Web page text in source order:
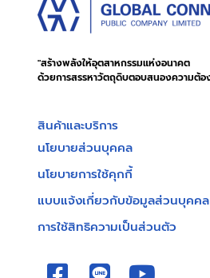
"สร้างพลังให้อุตสาหกรรมแห่งอนาคต
ด้วยการสรรหาวัตถุดิบตอบสนองความต้อ
สินค้าและบริการ
นโยบายส่วนบุคคล
นโยบายการใช้คุกกี้
แบบแจ้งเกี่ยวกับข้อมูลส่วนบุคคล
การใช้สิทธิความเป็นส่วนตัว